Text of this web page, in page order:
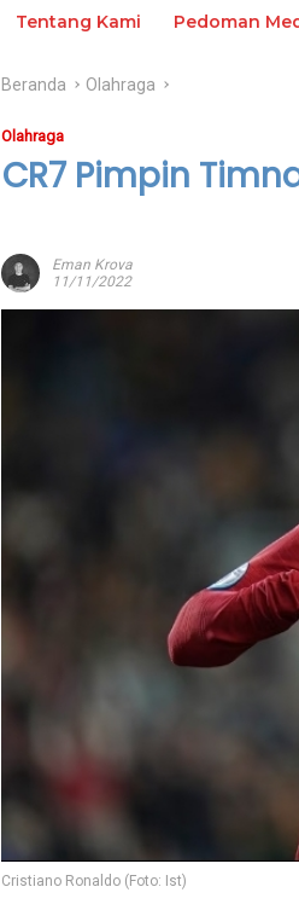
Tentang Kami Pedoman
Beranda Olahraga
Olahraga
CR7 Pimpin
Eman Krova
11/11/2022
Cristiano Ronaldo (Foto: Ist)